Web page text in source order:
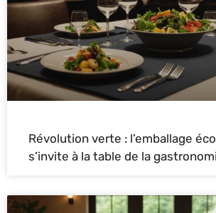
Révolution verte : l’emballage
s’invite à la table de la